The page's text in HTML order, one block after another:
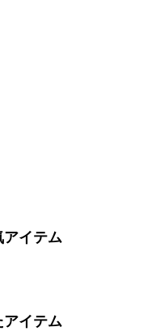
アイテム
イテム